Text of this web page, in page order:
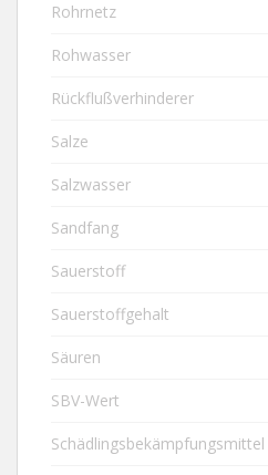
Rohrnetz
Rohwasser
Rückflußverhinderer
Salze
Salzwasser
Sandfang
Sauerstoff
Sauerstoffgehalt
Säuren
SBV-Wert
Schädlingsbekämpfungsmittel